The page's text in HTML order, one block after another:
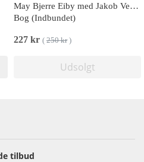
May Bjerre Eiby med Jakob Vedelsby
Bog (Indbundet)
227 kr ( 250 kr)
Udsolgt
tilbud